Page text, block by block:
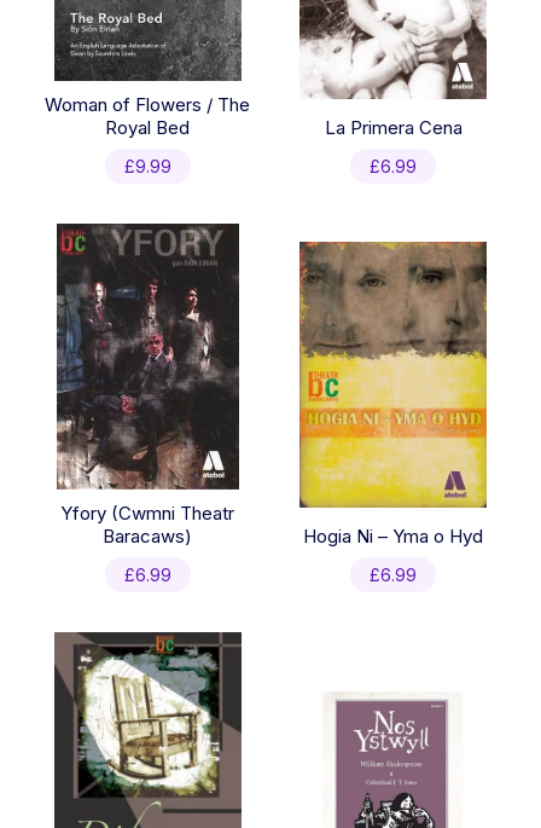
Woman of Flowers / The
Royal Bed
£9.99
La Primera Cena
£6.99
Yfory (Cwmni Theatr
Baracaws)
£6.99
Hogia Ni – Yma o Hyd
£6.99